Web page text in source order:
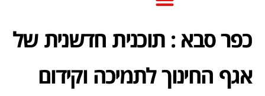
כפר סבא : תוכנית חדשנית של
אגף החינוך לתמיכה וקידום